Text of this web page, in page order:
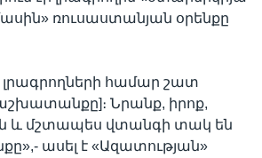
ռուսաստանյան օրենքը
համար շատ
աշխատանքը]։ Նրանք, իրոք,
և մշտապես վտանգի տակ են
ասել է «Ազատության»